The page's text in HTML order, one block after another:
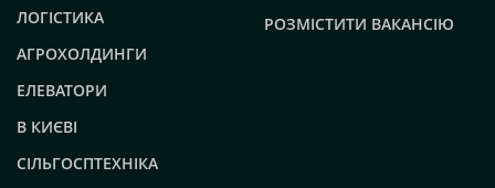
ЛОГІСТИКА
АГРОХОЛДИНГИ
ЕЛЕВАТОРИ
В КИЄВІ
СІЛЬГОСПТЕХНІКА
РОЗМІСТИТИ ВАКАНСІЮ